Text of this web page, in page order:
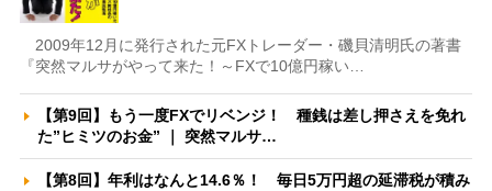
2009年12月に発行された元FXトレーダー・磯貝清明氏の著書
『突然マルサがやって来た！～FXで10億円稼い…
【第9回】もう一度FXでリベンジ！ 種銭は差し押さえを免れ
た”ヒミツのお金” ｜ 突然マルサ…
【第8回】年利はなんと14.6％！ 毎日5万円超の延滞税が積み